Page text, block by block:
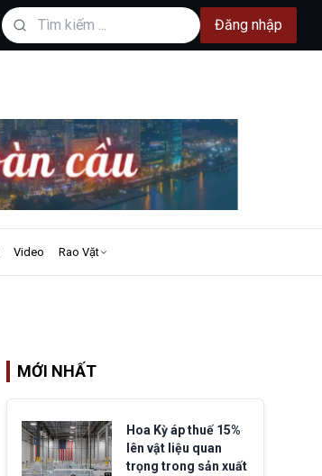
Đăng nhập
Video Rao Vặt
MỚI NHẤT
Hoa Kỳ áp thuế 15%
lên vật liệu quan
trọng trong sản xuất